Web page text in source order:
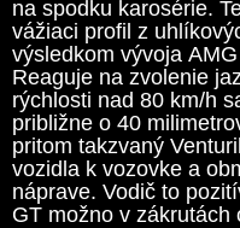
na spodku karosérie.
vážiaci profil z
výsledkom vývoja
Reaguje na zvolenie
rýchlosti nad 80 km/h
približne o 40
pritom takzvaný
vozidla k vozovke a
náprave. Vodič to
GT možno v